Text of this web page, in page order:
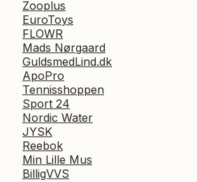
Zooplus
EuroToys
FLOWR
Mads Nørgaard
GuldsmedLind.dk
ApoPro
Tennisshoppen
Sport 24
Nordic Water
JYSK
Reebok
Min Lille Mus
BilligVVS